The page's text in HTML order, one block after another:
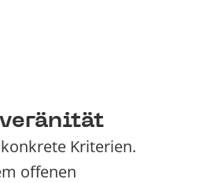
Kriterien.
offenen